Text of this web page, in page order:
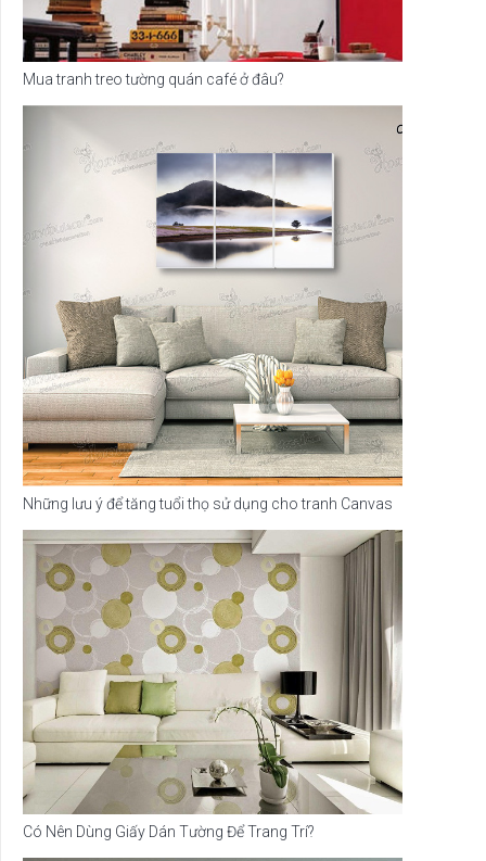
Mua tranh treo tường quán café ở đâu?
Những lưu ý để tăng tuổi thọ sử dụng cho tranh Canvas
Có Nên Dùng Giấy Dán Tường Để Trang Trí?